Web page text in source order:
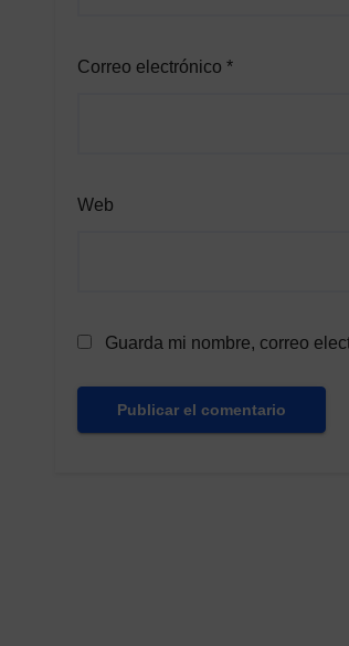
Correo electrónico *
Web
Guarda mi nombre, correo